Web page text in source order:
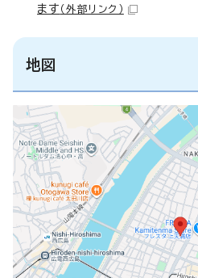
ます （外部リンク）
地図